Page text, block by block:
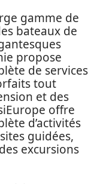
gamme de
bateaux de
propose
de services
tout
et des
offre
d’activités
guidées,
excursions